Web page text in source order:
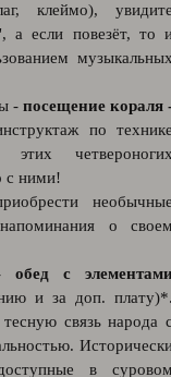
клеймо),
а если повезёт, то
- посещение кораля
по
с ними!
о
обед с
и за доп.
связь народа
в